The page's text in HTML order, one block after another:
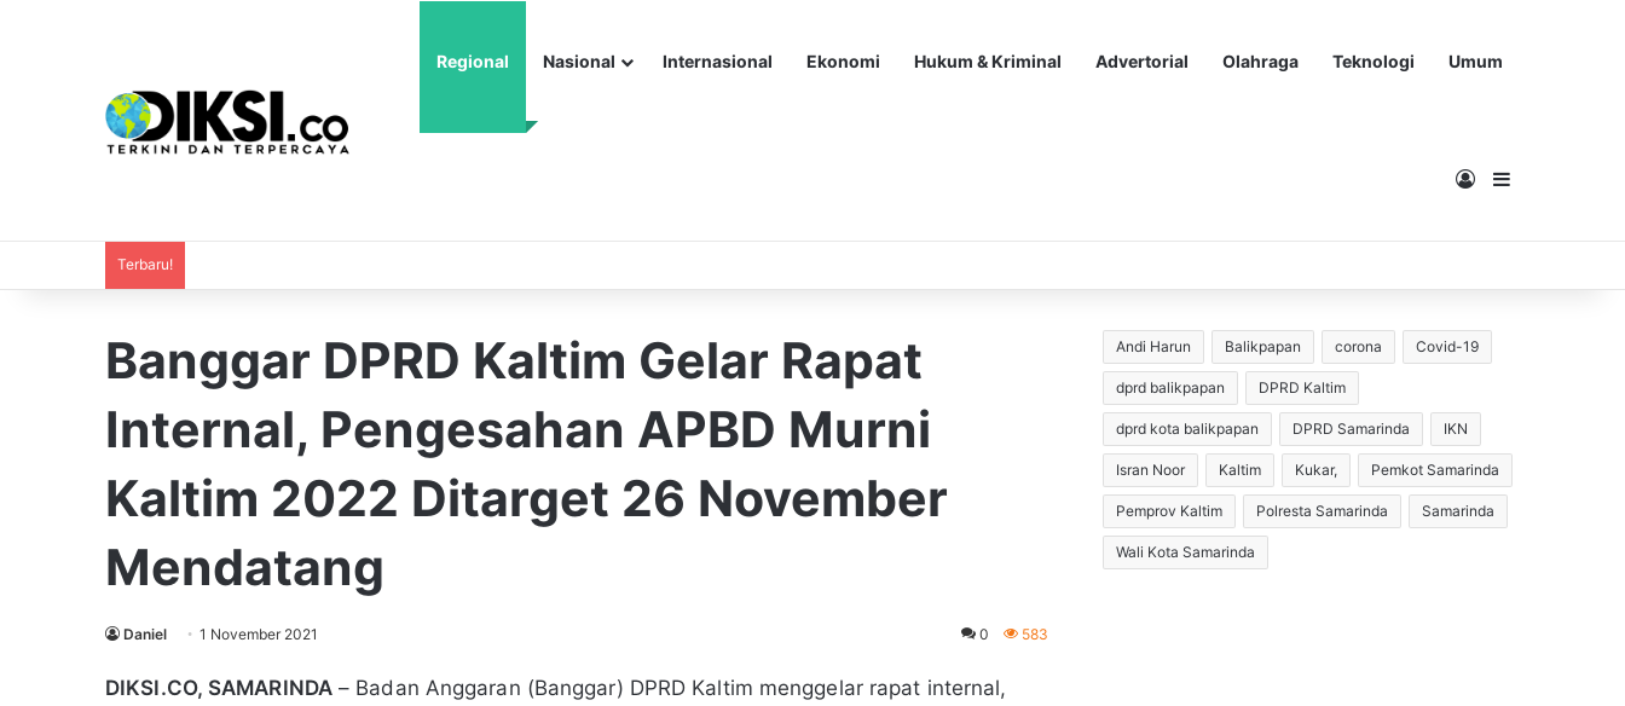
Regional Nasional Internasional Ekonomi Hukum & Kriminal Advertorial Olahraga Teknologi Umum
MasukSidebar
Terbaru!
Banggar DPRD Kaltim Gelar Rapat
Internal, Pengesahan APBD Murni
Kaltim 2022 Ditarget 26 November
Mendatang
Daniel 1 November 2021 0 583
DIKSI.CO, SAMARINDA– Badan Anggaran (Banggar) DPRD Kaltim menggelar rapat internal,
Andi Harun Balikpapan corona Covid-19
dprd balikpapan DPRD Kaltim
dprd kota balikpapan DPRD Samarinda IKN
Isran Noor Kaltim Kukar, Pemkot Samarinda
Pemprov Kaltim Polresta Samarinda Samarinda
Wali Kota Samarinda